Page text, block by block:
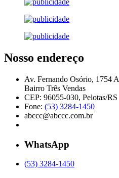
Nosso endereço
Av. Fernando Osório, 1754 A
Bairro Três Vendas
CEP: 96055-030, Pelotas/RS
Fone: (53) 3284-1450
abccc@abccc.com.br
WhatsApp
(53) 3284-1450